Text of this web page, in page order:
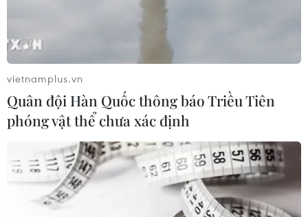
Đức: Một cụ bà tử vong ngay sau khi tiêm
vắcxin phòng COVID-19
14/01/2021 12:49
Một cụ bà 89 tuổi ở bang Niedersachsen đã tử vong
vietnamplus.vn
Quân đội Hàn Quốc thông báo Triều Tiên
phóng vật thể chưa xác định